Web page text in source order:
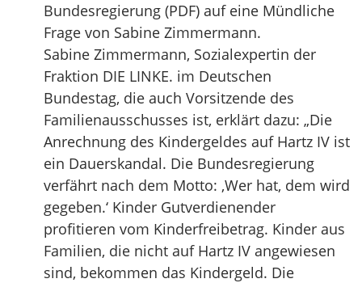
Bundesregierung (PDF) auf eine Mündliche
Frage von Sabine Zimmermann.
Sabine Zimmermann, Sozialexpertin der
Fraktion DIE LINKE. im Deutschen
Bundestag, die auch Vorsitzende des
Familienausschusses ist, erklärt dazu: „Die
Anrechnung des Kindergeldes auf Hartz IV ist
ein Dauerskandal. Die Bundesregierung
verfährt nach dem Motto: ‚Wer hat, dem wird
gegeben.‘ Kinder Gutverdienender
profitieren vom Kinderfreibetrag. Kinder aus
Familien, die nicht auf Hartz IV angewiesen
sind, bekommen das Kindergeld. Die